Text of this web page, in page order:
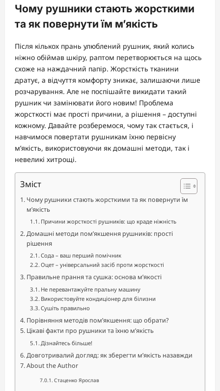
Чому рушники стають жорсткими
та як повернути їм м’якість
Після кількох прань улюблений рушник, який колись
ніжно обіймав шкіру, раптом перетворюється на щось
схоже на наждачний папір. Жорсткість тканини
дратує, а відчуття комфорту зникає, залишаючи лише
розчарування. Але не поспішайте викидати такий
рушник чи замінювати його новим! Проблема
жорсткості має прості причини, а рішення – доступні
кожному. Давайте розберемося, чому так стається, і
навчимося повертати рушникам їхню первісну
м’якість, використовуючи як домашні методи, так і
невеликі хитрощі.
Зміст
Чому рушники стають жорсткими та як повернути їм
м’якість
Причини жорсткості рушників: що краде ніжність
Домашні методи пом’якшення рушників: прості
рішення
Сода – ваш перший помічник
Оцет – універсальний засіб проти жорсткості
Правильне прання та сушка: основа м’якості
Не перевантажуйте пральну машину
Використовуйте кондиціонер для білизни
Сушіть правильно
Порівняння методів пом’якшення: що обрати?
Цікаві факти про рушники та їхню м’якість
Дізнайтесь більше!
Довготривалий догляд: як зберегти м’якість назавжди
About the Author
Стаценко Ярослав